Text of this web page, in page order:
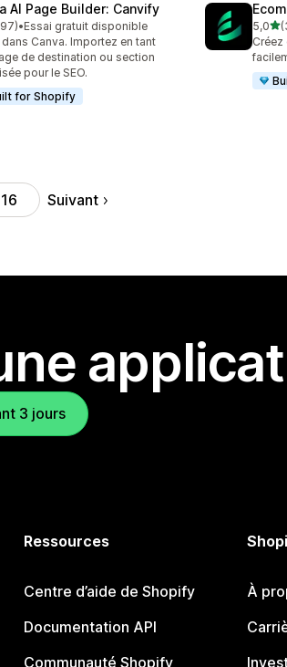
AI Page Builder: Canvify
sur 5
au total
•Essai gratuit disponible
Canva. Importez en tant
de destination ou section
pour le SEO.
for Shopify
5,0
32
Créez
16 Suivant
3 jours
Ressources
Centre d’aide de Shopify
Documentation API
Communauté Shopify
À